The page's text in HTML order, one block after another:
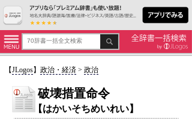
【JLogos】 政治・経済> 政治
破壊措置命令
【はかいそちめいれい】